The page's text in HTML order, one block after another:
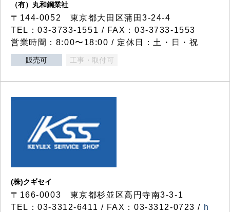
（有）丸和鋼業社
〒144-0052 東京都大田区蒲田3-24-4
TEL：03-3733-1551 / FAX：03-3733-1553
営業時間：8:00〜18:00 / 定休日：土・日・祝
販売可 工事・取付可
(株)クギセイ
〒166-0003 東京都杉並区高円寺南3-3-1
TEL：03-3312-6411 / FAX：03-3312-0723 / h